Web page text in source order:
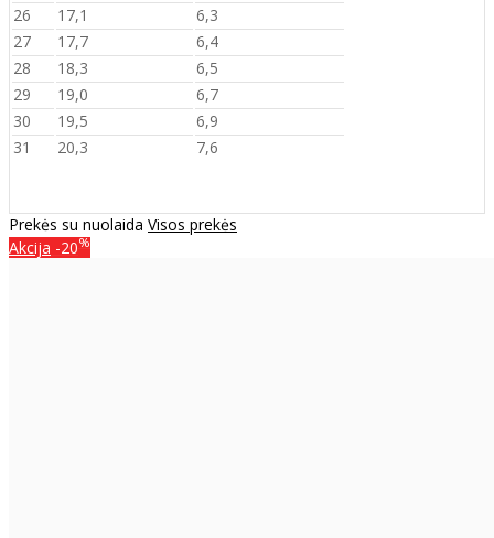
26
17,1
6,3
27
17,7
6,4
28
18,3
6,5
29
19,0
6,7
30
19,5
6,9
31
20,3 7,6
Prekės su nuolaida Visos prekės
Akcija -20%